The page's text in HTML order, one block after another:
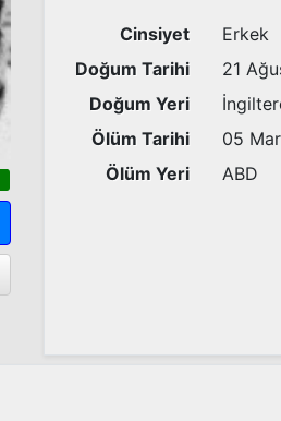
Cinsiyet
Erkek
Doğum Tarihi
21
Doğum Yeri
Ölüm Tarihi
05
Ölüm Yeri
ABD